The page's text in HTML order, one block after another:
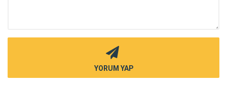
YORUM YAP